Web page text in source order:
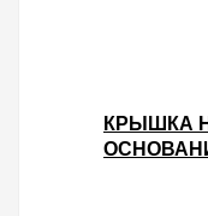
КРЫШКА